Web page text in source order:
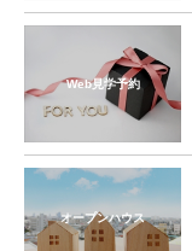
Web見学予約
オープンハウス